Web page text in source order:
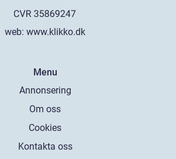
web: www.klikko.dk
Menu
Annonsering
Om oss
Cookies
Kontakta oss